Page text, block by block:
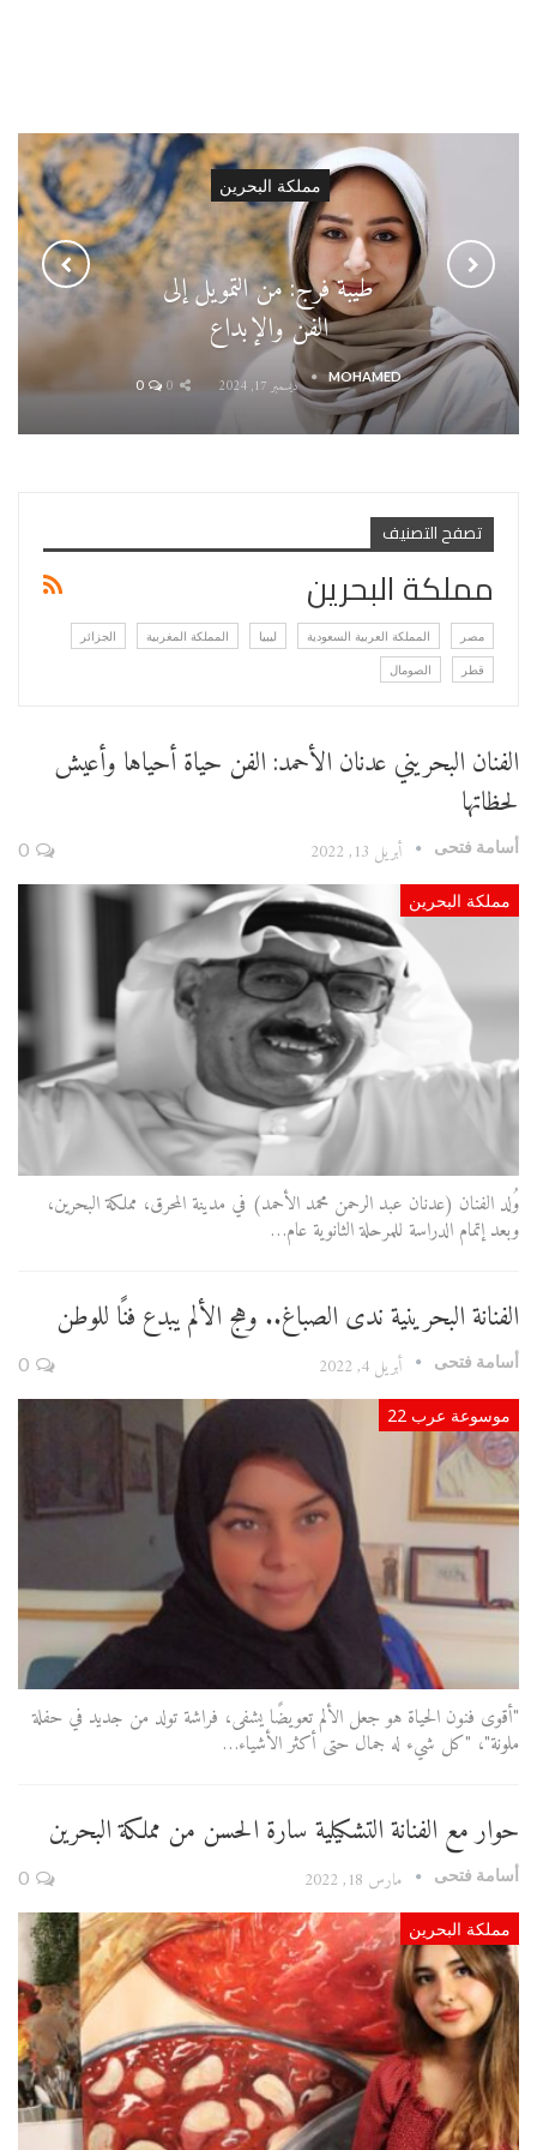
مملكة البحرين
طيبة فرج: من التمويل إلى
الفن والإبداع
MOHAMED ديسمبر 17, 2024 0
تصفح التصنيف
مملكة البحرين
مصر المملكة العربية السعودية ليبيا المملكة المغربية
الجزائر
قطر
الصومال
الفنان البحريني عدنان الأحمد: الفن حياة أحياها وأعيش
لحظاتها
أسامة فتحى أبريل 13, 2022
مملكة البحرين
وُلد الفنان (عدنان عبد الرحمن محمد الأحمد) في مدينة المحرق، مملكة البحرين،
وبعد إتمام الدراسة للمرحلة الثانوية عام…
الفنانة البحرينية ندى الصباغ.. وهج الألم يبدع فنًا للوطن
أسامة فتحى أبريل 4, 2022
موسوعة عرب 22
"أقوى فنون الحياة هو جعل الألم تعويضًا يشفى، فراشة تولد من جديد في حفلة
ملونة"، "كل شيء له جمال حتى أكثر الأشياء…
حوار مع الفنانة التشكيلية سارة الحسن من مملكة البحرين
أسامة فتحى مارس 18, 2022
مملكة البحرين